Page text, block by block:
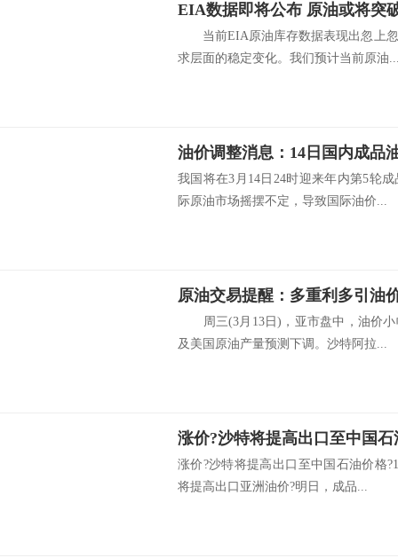
EIA数据即将公布 原油或将突
当前EIA原油库存数据表现出忽上忽
求层面的稳定变化。我们预计当前原油
油价调整消息：14日国内成品
我国将在3月14日24时迎来年内第5轮
际原油市场摇摆不定，导致国际油价...
周三(3月13日)，亚市盘中，油价小
及美国原油产量预测下调。沙特阿拉...
涨价?沙特将提高出口至中国石油价格
将提高出口亚洲油价?明日，成品...